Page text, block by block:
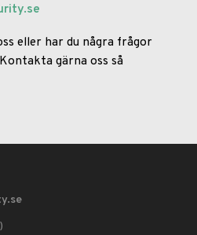
eller har du några frågor
gärna oss så